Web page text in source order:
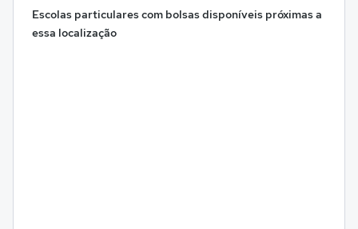
Escolas particulares com bolsas disponíveis próximas a
essa localização